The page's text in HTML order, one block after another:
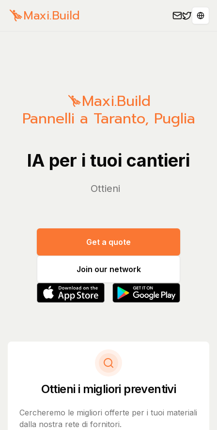
Maxi.Build
Maxi.Build
Pannelli a Taranto, Puglia
IA per i tuoi cantieri
Ge
Get a quote
Join our network
Ottieni i migliori preventivi
Cercheremo le migliori offerte per i tuoi materiali
dalla nostra rete di fornitori.